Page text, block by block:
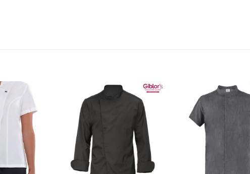
alla lista
desideri
Aggiungi
alla lista
dei
desideri